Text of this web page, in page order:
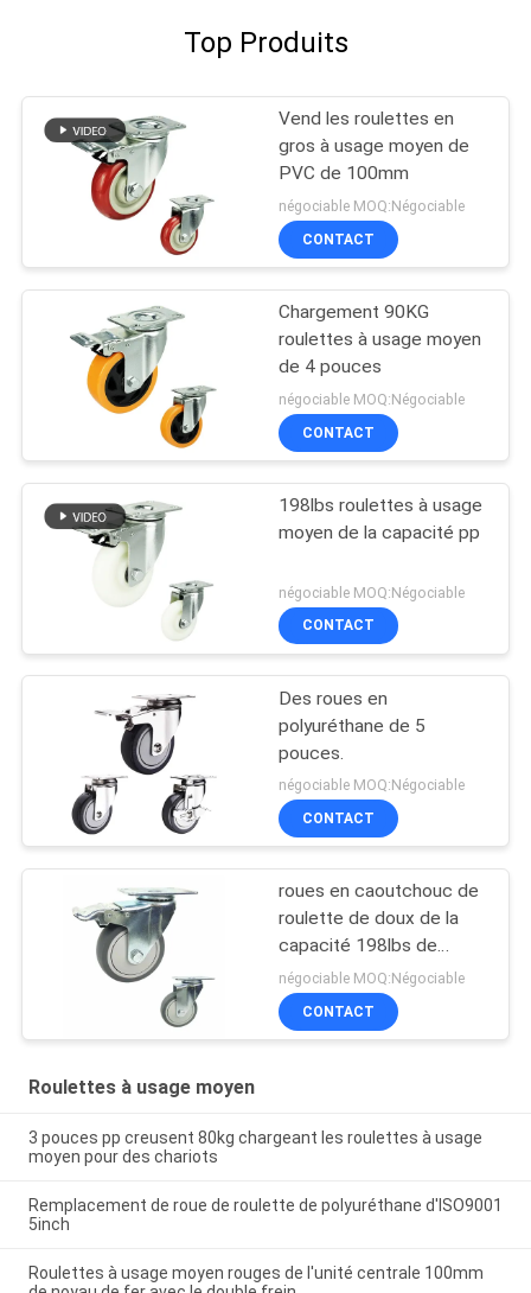
Top Produits
Vend les roulettes en
gros à usage moyen de
PVC de 100mm
négociable MOQ:Négociable
CONTACT
Chargement 90KG
roulettes à usage moyen
de 4 pouces
négociable MOQ:Négociable
CONTACT
198lbs roulettes à usage
moyen de la capacité pp
négociable MOQ:Négociable
CONTACT
Des roues en
polyuréthane de 5
pouces.
négociable MOQ:Négociable
CONTACT
roues en caoutchouc de
roulette de doux de la
capacité 198lbs de
100mm avec des
couvertures
négociable MOQ:Négociable
CONTACT
Roulettes à usage moyen
3 pouces pp creusent 80kg chargeant les roulettes à usage
moyen pour des chariots
Remplacement de roue de roulette de polyuréthane d'ISO9001
5inch
Roulettes à usage moyen rouges de l'unité centrale 100mm